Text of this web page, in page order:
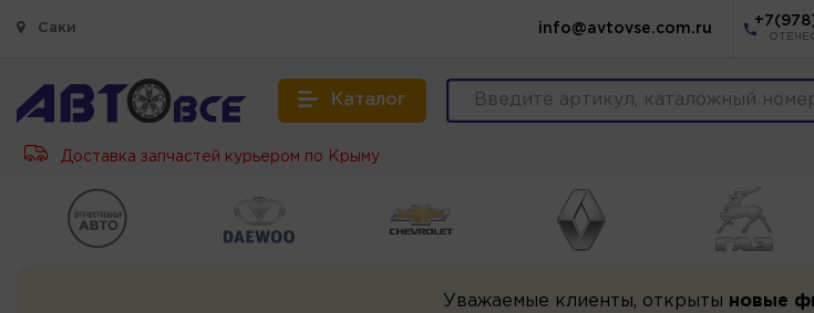
Саки info@avtovse.com.ru
Каталог
Доставка запчастей курьером по Крыму
Уважаемые клиенты, открыты новые